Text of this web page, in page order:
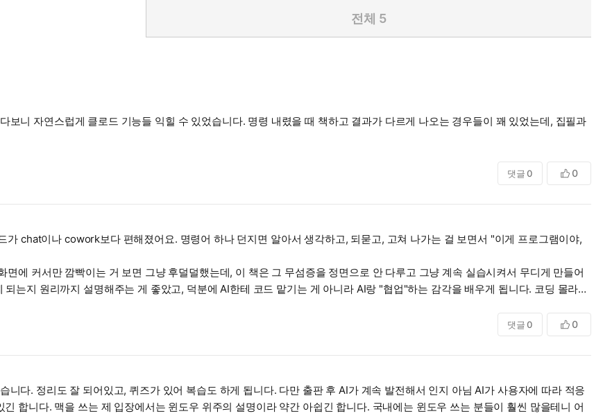
전체 5
보니 자연스럽게 클로드 기능들 익힐 수 있었습니다. 명령 내렸을 때 책하고 결과가 다르게 나오는 경우들이 꽤 있었는데, 집필과
댓글 0 0
chat이나 cowork보다 편해졌어요. 명령어 하나 던지면 알아서 생각하고, 되묻고, 고쳐 나가는 걸 보면서 "이게 프로그램이야,
에 커서만 깜빡이는 거 보면 그냥 후덜덜했는데, 이 책은 그 무섬증을 정면으로 안 다루고 그냥 계속 실습시켜서 무디게 만들어
는지 원리까지 설명해주는 게 좋았고, 덕분에 AI한테 코드 맡기는 게 아니라 AI랑 "협업"하는 감각을 배우게 됩니다. 코딩 몰라
로 확실히 옵니다.
댓글 0 0
다. 정리도 잘 되어있고, 퀴즈가 있어 복습도 하게 됩니다. 다만 출판 후 AI가 계속 발전해서 인지 아님 AI가 사용자에 따라 적응
합니다. 맥을 쓰는 제 입장에서는 윈도우 위주의 설명이라 약간 아쉽긴 합니다. 국내에는 윈도우 쓰는 분들이 훨씬 많을테니 어